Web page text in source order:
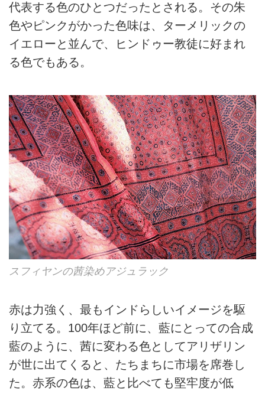
代表する色のひとつだったとされる。その朱
色やピンクがかった色味は、ターメリックの
イエローと並んで、ヒンドゥー教徒に好まれ
る色でもある。
スフィヤンの茜染めアジュラック
赤は力強く、最もインドらしいイメージを駆
り立てる。100年ほど前に、藍にとっての合成
藍のように、茜に変わる色としてアリザリン
が世に出てくると、たちまちに市場を席巻し
た。赤系の色は、藍と比べても堅牢度が低